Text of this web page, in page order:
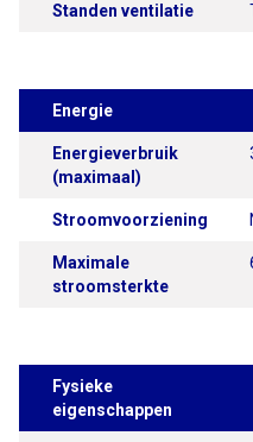
Standen ventilatie
Energie
Energieverbruik
(maximaal)
Stroomvoorziening
Maximale
stroomsterkte
Fysieke
eigenschappen